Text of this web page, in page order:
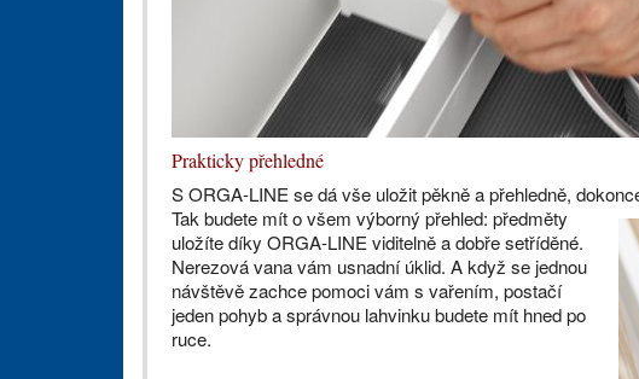
Prakticky přehledné
S ORGA-LINE se dá vše uložit pěkně a přehledně,
Tak budete mít o všem výborný přehled: předměty
uložíte díky ORGA-LINE viditelně a dobře setříděné.
Nerezová vana vám usnadní úklid. A když se jednou
návštěvě zachce pomoci vám s vařením, postačí
jeden pohyb a správnou lahvinku budete mít hned po
ruce.